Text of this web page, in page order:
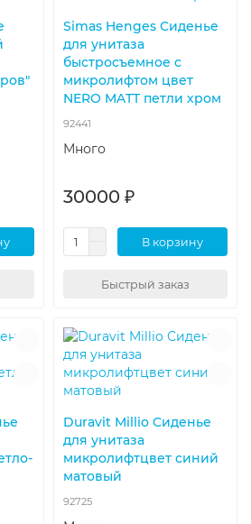
Simas Henges Сиденье
для унитаза
быстросъемное с
микролифтом цвет
NERO MATT петли хром
92441
Много
30000 ₽
В корзину
Быстрый заказ
Duravit Millio Сиденье
для унитаза
микролифтцвет синий
матовый
92725